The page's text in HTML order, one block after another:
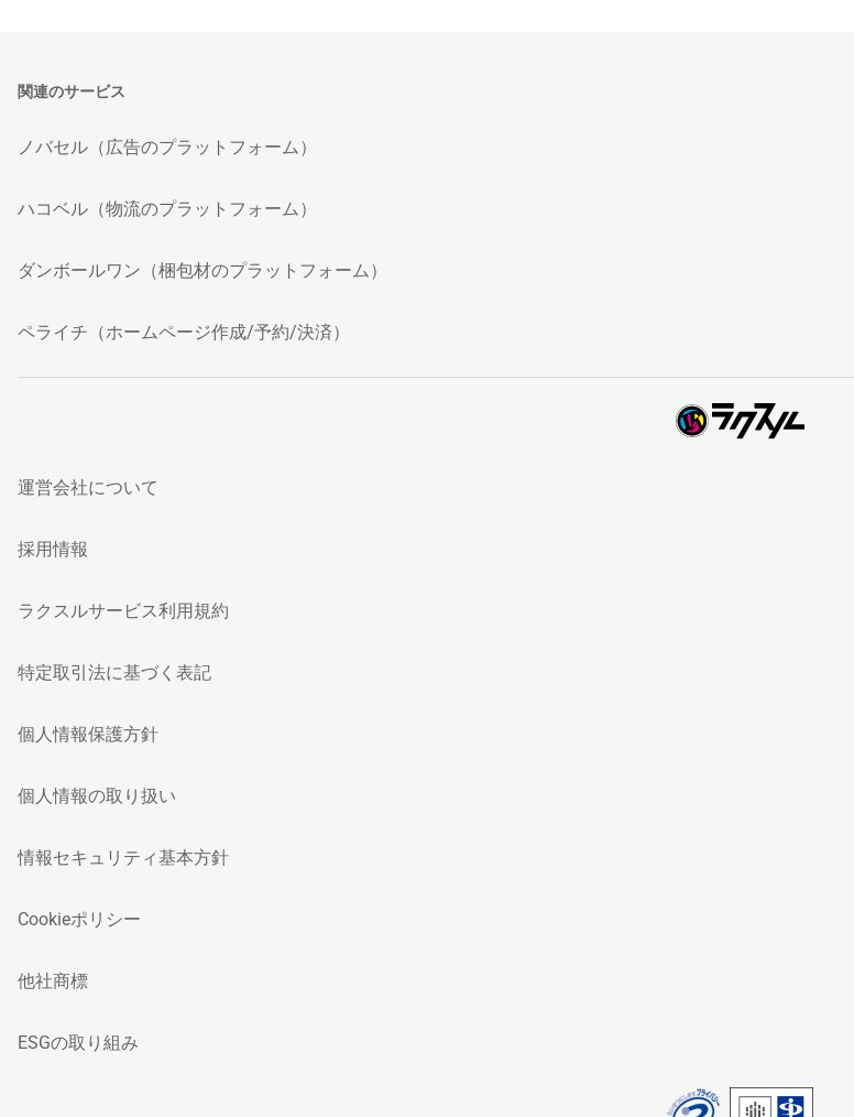
関連のサービス
ノバセル（広告のプラットフォーム）
ハコベル（物流のプラットフォーム）
ダンボールワン（梱包材のプラットフォーム）
ペライチ（ホームページ作成/予約/決済）
運営会社について
採用情報
ラクスルサービス利用規約
特定取引法に基づく表記
個人情報保護方針
個人情報の取り扱い
情報セキュリティ基本方針
Cookieポリシー
他社商標
ESGの取り組み